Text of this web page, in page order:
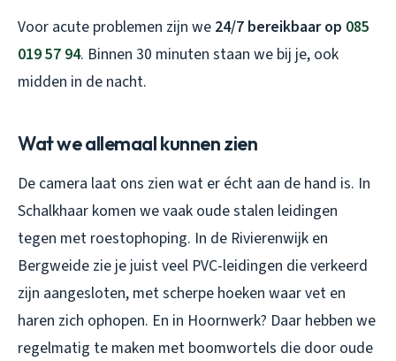
Voor acute problemen zijn we 24/7 bereikbaar op 085
019 57 94. Binnen 30 minuten staan we bij je, ook
midden in de nacht.
Wat we allemaal kunnen zien
De camera laat ons zien wat er écht aan de hand is. In
Schalkhaar komen we vaak oude stalen leidingen
tegen met roestophoping. In de Rivierenwijk en
Bergweide zie je juist veel PVC-leidingen die verkeerd
zijn aangesloten, met scherpe hoeken waar vet en
haren zich ophopen. En in Hoornwerk? Daar hebben we
regelmatig te maken met boomwortels die door oude